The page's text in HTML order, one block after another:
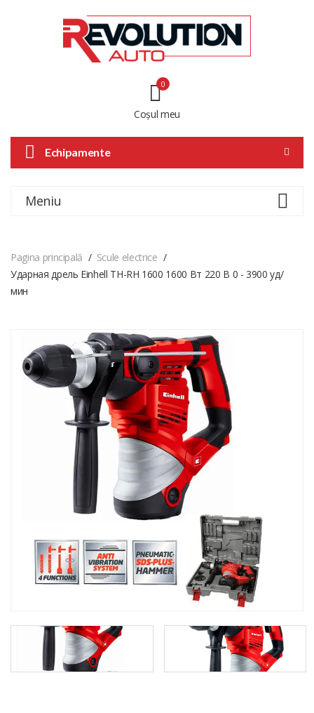
Coșul meu
0
Echipamente
Meniu
Pagina principală
Scule electrice
Ударная дрель Einhell TH-RH 1600 1600 Вт 220 В 0 - 3900 уд/
мин